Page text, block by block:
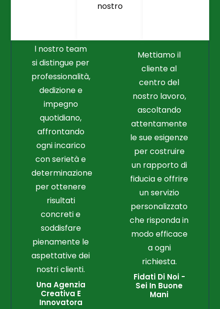
nostro
l nostro team
si distingue per
professionalità,
dedizione e
impegno
quotidiano,
affrontando
ogni incarico
con serietà e
determinazione
per ottenere
risultati
concreti e
soddisfare
pienamente le
aspettative dei
nostri clienti.
Una Agenzia
Creativa E
Innovatora
Mettiamo il
cliente al
centro del
nostro lavoro,
ascoltando
attentamente
le sue esigenze
per costruire
un rapporto di
fiducia e offrire
un servizio
personalizzato
che risponda in
modo efficace
a ogni
richiesta.
Fidati Di Noi -
Sei In Buone
Mani